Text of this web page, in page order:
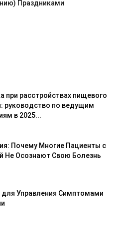
Праздниками
при расстройствах пищевого
руководство по ведущим
в 2025...
Почему Многие Пациенты с
Не Осознают Свою Болезнь
Управления Симптомами